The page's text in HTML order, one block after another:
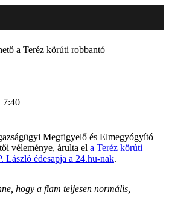
a Teréz körúti robbantó
7:40
Megfigyelő és Elmegyógyító
véleménye, árulta el a Teréz körúti
László édesapja a 24.hu-nak.
hogy a fiam teljesen normális,